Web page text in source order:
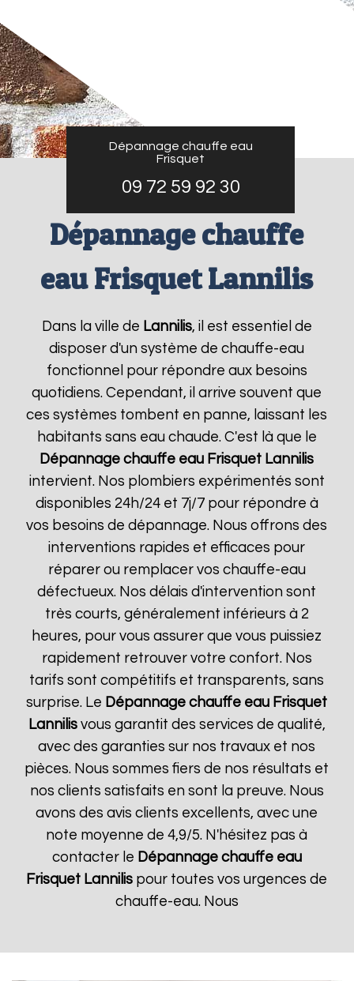
Dépannage chauffe eau
Frisquet
09 72 59 92 30
Dépannage chauffe
eau Frisquet Lannilis
Dans la ville de Lannilis, il est essentiel de
disposer d'un système de chauffe-eau
fonctionnel pour répondre aux besoins
quotidiens. Cependant, il arrive souvent que
ces systèmes tombent en panne, laissant les
habitants sans eau chaude. C'est là que le
Dépannage chauffe eau Frisquet Lannilis
intervient. Nos plombiers expérimentés sont
disponibles 24h/24 et 7j/7 pour répondre à
vos besoins de dépannage. Nous offrons des
interventions rapides et efficaces pour
réparer ou remplacer vos chauffe-eau
défectueux. Nos délais d'intervention sont
très courts, généralement inférieurs à 2
heures, pour vous assurer que vous puissiez
rapidement retrouver votre confort. Nos
tarifs sont compétitifs et transparents, sans
surprise. Le Dépannage chauffe eau Frisquet
Lannilisvous garantit des services de qualité,
avec des garanties sur nos travaux et nos
pièces. Nous sommes fiers de nos résultats et
nos clients satisfaits en sont la preuve. Nous
avons des avis clients excellents, avec une
note moyenne de 4,9/5. N'hésitez pas à
contacter le Dépannage chauffe eau
Frisquet Lannilis pour toutes vos urgences de
chauffe-eau. Nous